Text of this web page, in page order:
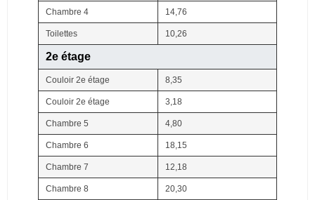
Chambre 4 14,76
Toilettes 10,26
2e étage
Couloir 2e étage 8,35
Couloir 2e étage 3,18
Chambre 5 4,80
Chambre 6 18,15
Chambre 7 12,18
Chambre 8 20,30